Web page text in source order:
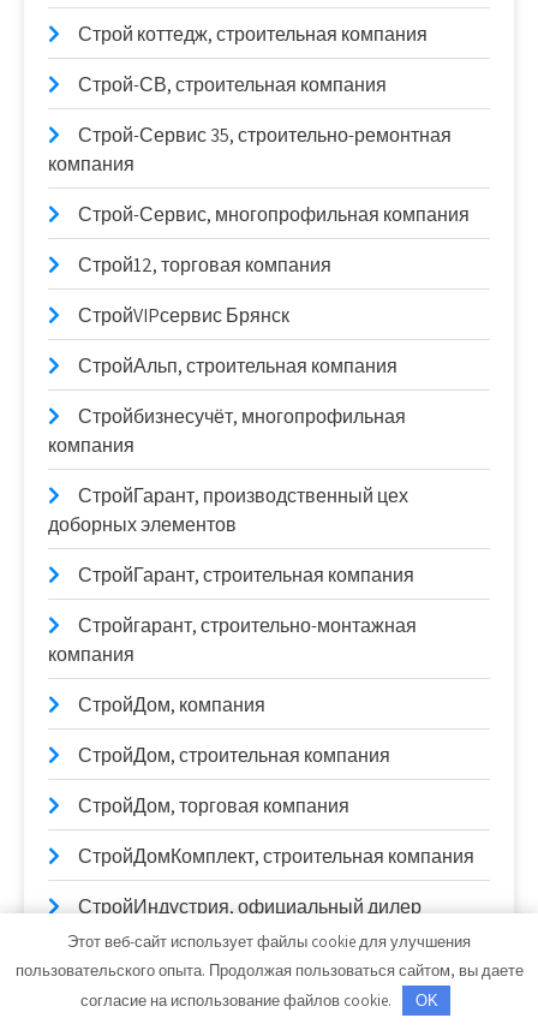
Строй коттедж, строительная компания
Строй-СВ, строительная компания
Строй-Сервис 35, строительно-ремонтная
компания
Строй-Сервис, многопрофильная компания
Строй12, торговая компания
СтройVIPсервис Брянск
СтройАльп, строительная компания
Стройбизнесучёт, многопрофильная
компания
СтройГарант, производственный цех
доборных элементов
СтройГарант, строительная компания
Стройгарант, строительно-монтажная
компания
СтройДом, компания
СтройДом, строительная компания
СтройДом, торговая компания
СтройДомКомплект, строительная компания
СтройИндустрия, официальный дилер
Пеноплекс, Plastfoil
Стройкомплект, компания по продаже
Этот веб-сайт использует файлы cookie для улучшения
пользовательского опыта. Продолжая пользоваться сайтом, вы даете
согласие на использование файлов cookie.
OK